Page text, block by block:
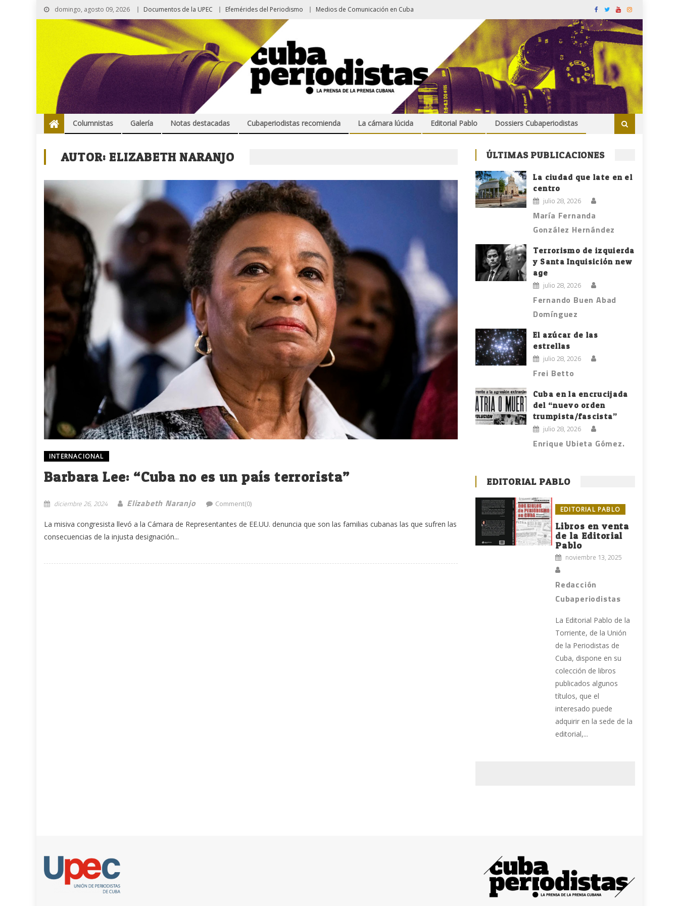
domingo, agosto 09, 2026 Documentos de la UPEC Efemérides del Periodismo Medios de Comunicación en Cuba
Columnistas Galería Notas destacadas Cubaperiodistas recomienda La cámara lúcida Editorial Pablo Dossiers Cubaperiodistas
AUTOR:ELIZABETH NARANJO
INTERNACIONAL
Barbara Lee: “Cuba no es un país terrorista”
diciembre 26, 2024 Elizabeth Naranjo Comment(0)
La misiva congresista llevó a la Cámara de Representantes de EE.UU. denuncia que son las familias cubanas las que sufren las
consecuencias de la injusta designación...
ÚLTIMAS PUBLICACIONES
La ciudad que late en el
centro
julio 28, 2026
María Fernanda
González Hernández
Terrorismo de izquierda
y Santa Inquisición new
age
julio 28, 2026
Fernando Buen Abad
Domínguez
El azúcar de las
estrellas
julio 28, 2026
Frei Betto
Cuba en la encrucijada
del “nuevo orden
trumpista/fascista”
julio 28, 2026
Enrique Ubieta Gómez.
EDITORIAL PABLO
EDITORIAL PABLO
Libros en venta
de la Editorial
Pablo
noviembre 13, 2025
Redacción
Cubaperiodistas
La Editorial Pablo de la
Torriente, de la Unión
de la Periodistas de
Cuba, dispone en su
colección de libros
publicados algunos
títulos, que el
interesado puede
adquirir en la sede de la
editorial,...